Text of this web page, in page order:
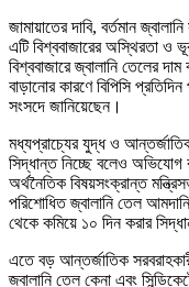
জামায়াতের দাবি, বর্তমান
এটি বিশ্ববাজারের অস্থিরতা
বিশ্ববাজারে জ্বালানি তেলের
বাড়ানোর কারণে বিপিসি
সংসদে জানিয়েছেন।
মধ্যপ্রাচ্যের যুদ্ধ ও
সিদ্ধান্ত নিচ্ছে বলেও
অর্থনৈতিক বিষয়সংক্রান্ত
পরিশোধিত জ্বালানি তেল
থেকে কমিয়ে ১০ দিন করার
এতে বড় আন্তর্জাতিক
জ্বালানি তেল কেনা এবং